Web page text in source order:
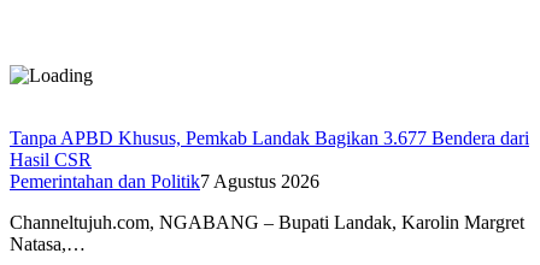
Tanpa APBD Khusus, Pemkab Landak Bagikan 3.677 Bendera dari
Hasil CSR
Pemerintahan dan Politik7 Agustus 2026
Channeltujuh.com, NGABANG – Bupati Landak, Karolin Margret
Natasa,…